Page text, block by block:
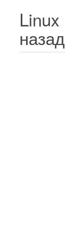
Linux
назад